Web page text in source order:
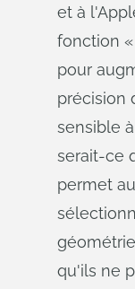
et à
fonction
pour
précision
sensible
serait-ce
permet
qu'ils ne